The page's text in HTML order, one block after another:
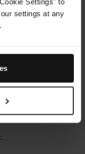
settings at any
.